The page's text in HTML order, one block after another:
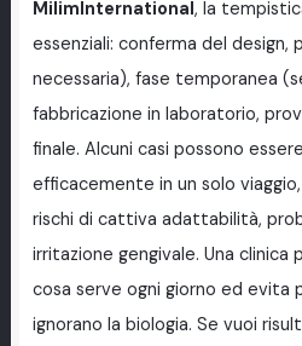
MilimInternational, la
essenziali: conferma del design,
necessaria), fase temporanea
fabbricazione in laboratorio,
finale. Alcuni casi possono
efficacemente in un solo
rischi di cattiva adattabilità,
irritazione gengivale. Una clinica
cosa serve ogni giorno ed evita
ignorano la biologia. Se vuoi